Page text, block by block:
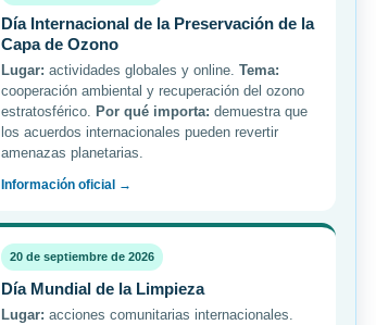
Día Internacional de la Preservación de la
Capa de Ozono
Lugar: actividades globales y online. Tema:
cooperación ambiental y recuperación del ozono
estratosférico. Por qué importa: demuestra que
los acuerdos internacionales pueden revertir
amenazas planetarias.
Información oficial →
20 de septiembre de 2026
Día Mundial de la Limpieza
Lugar: acciones comunitarias internacionales.